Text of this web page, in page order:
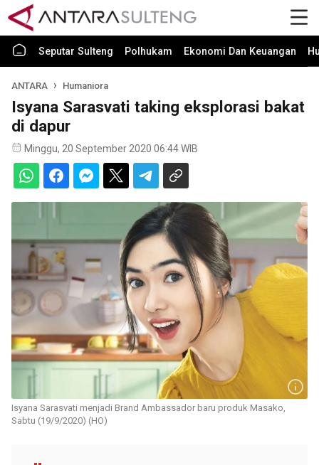
Seputar Sulteng Polhukam Ekonomi Dan Keuangan
ANTARA Humaniora
Isyana Sarasvati taking eksplorasi bakat
di dapur
Minggu, 20 September 2020 06:44 WIB
Isyana Sarasvati menjadi Brand Ambassador baru produk Masako,
Sabtu (19/9/2020) (HO)